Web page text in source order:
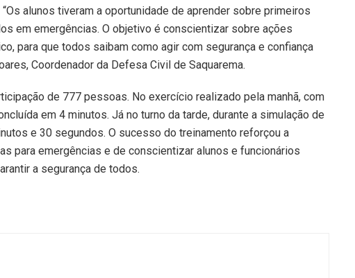
alunos tiveram a oportunidade de aprender sobre primeiros
em emergências. O objetivo é conscientizar sobre ações
para que todos saibam como agir com segurança e confiança
Coordenador da Defesa Civil de Saquarema.
de 777 pessoas. No exercício realizado pela manhã, com
em 4 minutos. Já no turno da tarde, durante a simulação de
e 30 segundos. O sucesso do treinamento reforçou a
para emergências e de conscientizar alunos e funcionários
a segurança de todos.